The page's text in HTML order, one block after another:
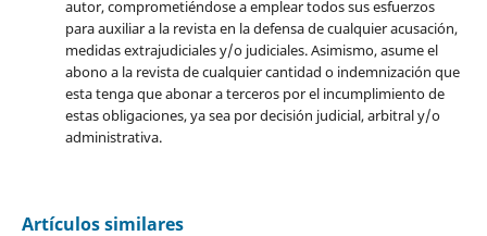
autor, comprometiéndose a emplear todos sus esfuerzos
para auxiliar a la revista en la defensa de cualquier acusación,
medidas extrajudiciales y/o judiciales. Asimismo, asume el
abono a la revista de cualquier cantidad o indemnización que
esta tenga que abonar a terceros por el incumplimiento de
estas obligaciones, ya sea por decisión judicial, arbitral y/o
administrativa.
Artículos similares